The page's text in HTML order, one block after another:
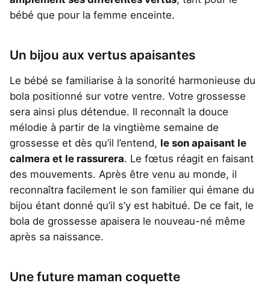
bébé que pour la femme enceinte.
Un bijou aux vertus apaisantes
Le bébé se familiarise à la sonorité harmonieuse du
bola positionné sur votre ventre. Votre grossesse
sera ainsi plus détendue. Il reconnaît la douce
mélodie à partir de la vingtième semaine de
grossesse et dès qu’il l’entend, le son apaisant le
calmera et le rassurera. Le fœtus réagit en faisant
des mouvements. Après être venu au monde, il
reconnaîtra facilement le son familier qui émane du
bijou étant donné qu’il s’y est habitué. De ce fait, le
bola de grossesse apaisera le nouveau-né même
après sa naissance.
Une future maman coquette